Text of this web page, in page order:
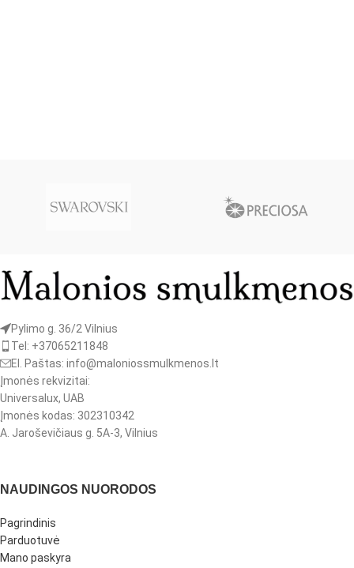
Pylimo g. 36/2 Vilnius
Tel: +37065211848
El. Paštas: info@maloniossmulkmenos.lt
Įmonės rekvizitai:
Universalux, UAB
Įmonės kodas: 302310342
A. Jaroševičiaus g. 5A-3, Vilnius
NAUDINGOS NUORODOS
Pagrindinis
Parduotuvė
Mano paskyra